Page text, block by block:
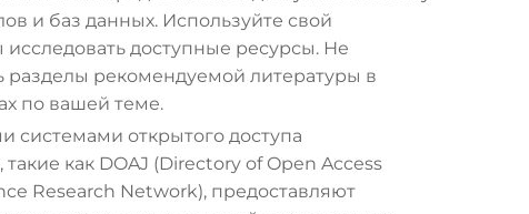
и баз данных. Используйте свой
исследовать доступные ресурсы. Не
разделы рекомендуемой литературы в
по вашей теме.
системами открытого доступа
как DOAJ (Directory of Open Access
Research Network), предоставляют